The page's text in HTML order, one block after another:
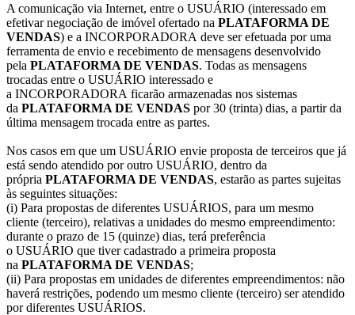
A comunicação via Internet, entre o USUÁRIO (interessado em
efetivar negociação de imóvel ofertado na PLATAFORMA DE
VENDAS) e a INCORPORADORA deve ser efetuada por uma
ferramenta de envio e recebimento de mensagens desenvolvido
pela PLATAFORMA DE VENDAS. Todas as mensagens
trocadas entre o USUÁRIO interessado e
a INCORPORADORA ficarão armazenadas nos sistemas
da PLATAFORMA DE VENDAS por 30 (trinta) dias, a partir da
última mensagem trocada entre as partes.
Nos casos em que um USUÁRIO envie proposta de terceiros que já
está sendo atendido por outro USUÁRIO, dentro da
própria PLATAFORMA DE VENDAS, estarão as partes sujeitas
às seguintes situações:
(i) Para propostas de diferentes USUÁRIOS, para um mesmo
cliente (terceiro), relativas a unidades do mesmo empreendimento:
durante o prazo de 15 (quinze) dias, terá preferência
o USUÁRIO que tiver cadastrado a primeira proposta
na PLATAFORMA DE VENDAS;
(ii) Para propostas em unidades de diferentes empreendimentos: não
haverá restrições, podendo um mesmo cliente (terceiro) ser atendido
por diferentes USUÁRIOS.